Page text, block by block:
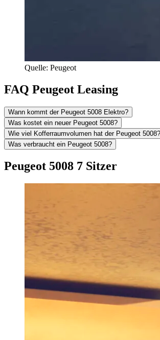
Quelle: Peugeot
FAQ Peugeot Leasing
Wann kommt der Peugeot 5008 Elektro?
Was kostet ein neuer Peugeot 5008?
Wie viel Kofferraumvolumen hat der Peugeot 5008?
Was verbraucht ein Peugeot 5008?
Peugeot 5008 7 Sitzer